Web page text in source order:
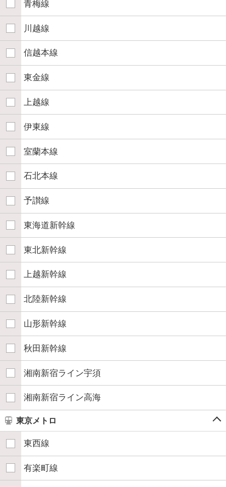
青梅線
川越線
信越本線
東金線
上越線
伊東線
室蘭本線
石北本線
予讃線
東海道新幹線
東北新幹線
上越新幹線
北陸新幹線
山形新幹線
秋田新幹線
湘南新宿ライン宇須
湘南新宿ライン高海
東京メトロ
東西線
有楽町線